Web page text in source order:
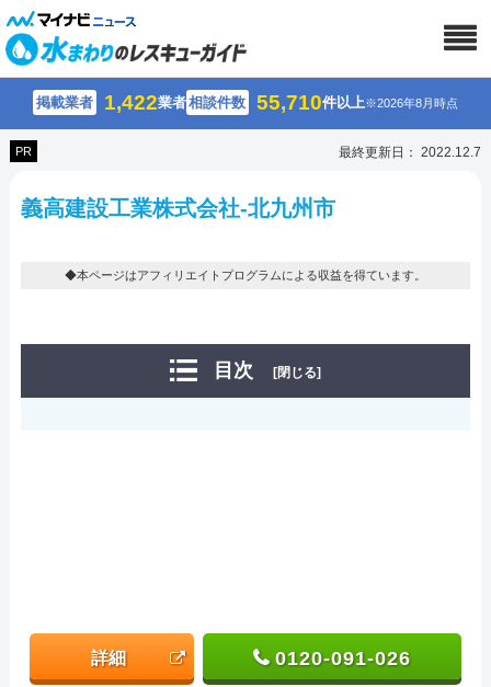
掲載業者 1,422業者相談件数 55,710件以上※2026年8月時点
PR 最終更新日： 2022.12.7
義高建設工業株式会社-北九州市
◆本ページはアフィリエイトプログラムによる収益を得ています。
目次 [閉じる]
詳細 0120-091-026